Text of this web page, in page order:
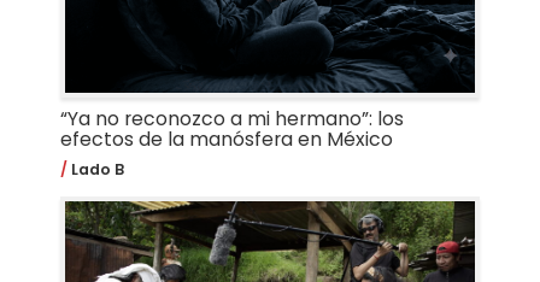
“Ya no reconozco a mi hermano”: los
efectos de la manósfera en México
Lado B